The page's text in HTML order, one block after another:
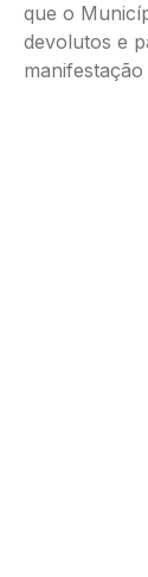
que o
devolutos e
manifestação